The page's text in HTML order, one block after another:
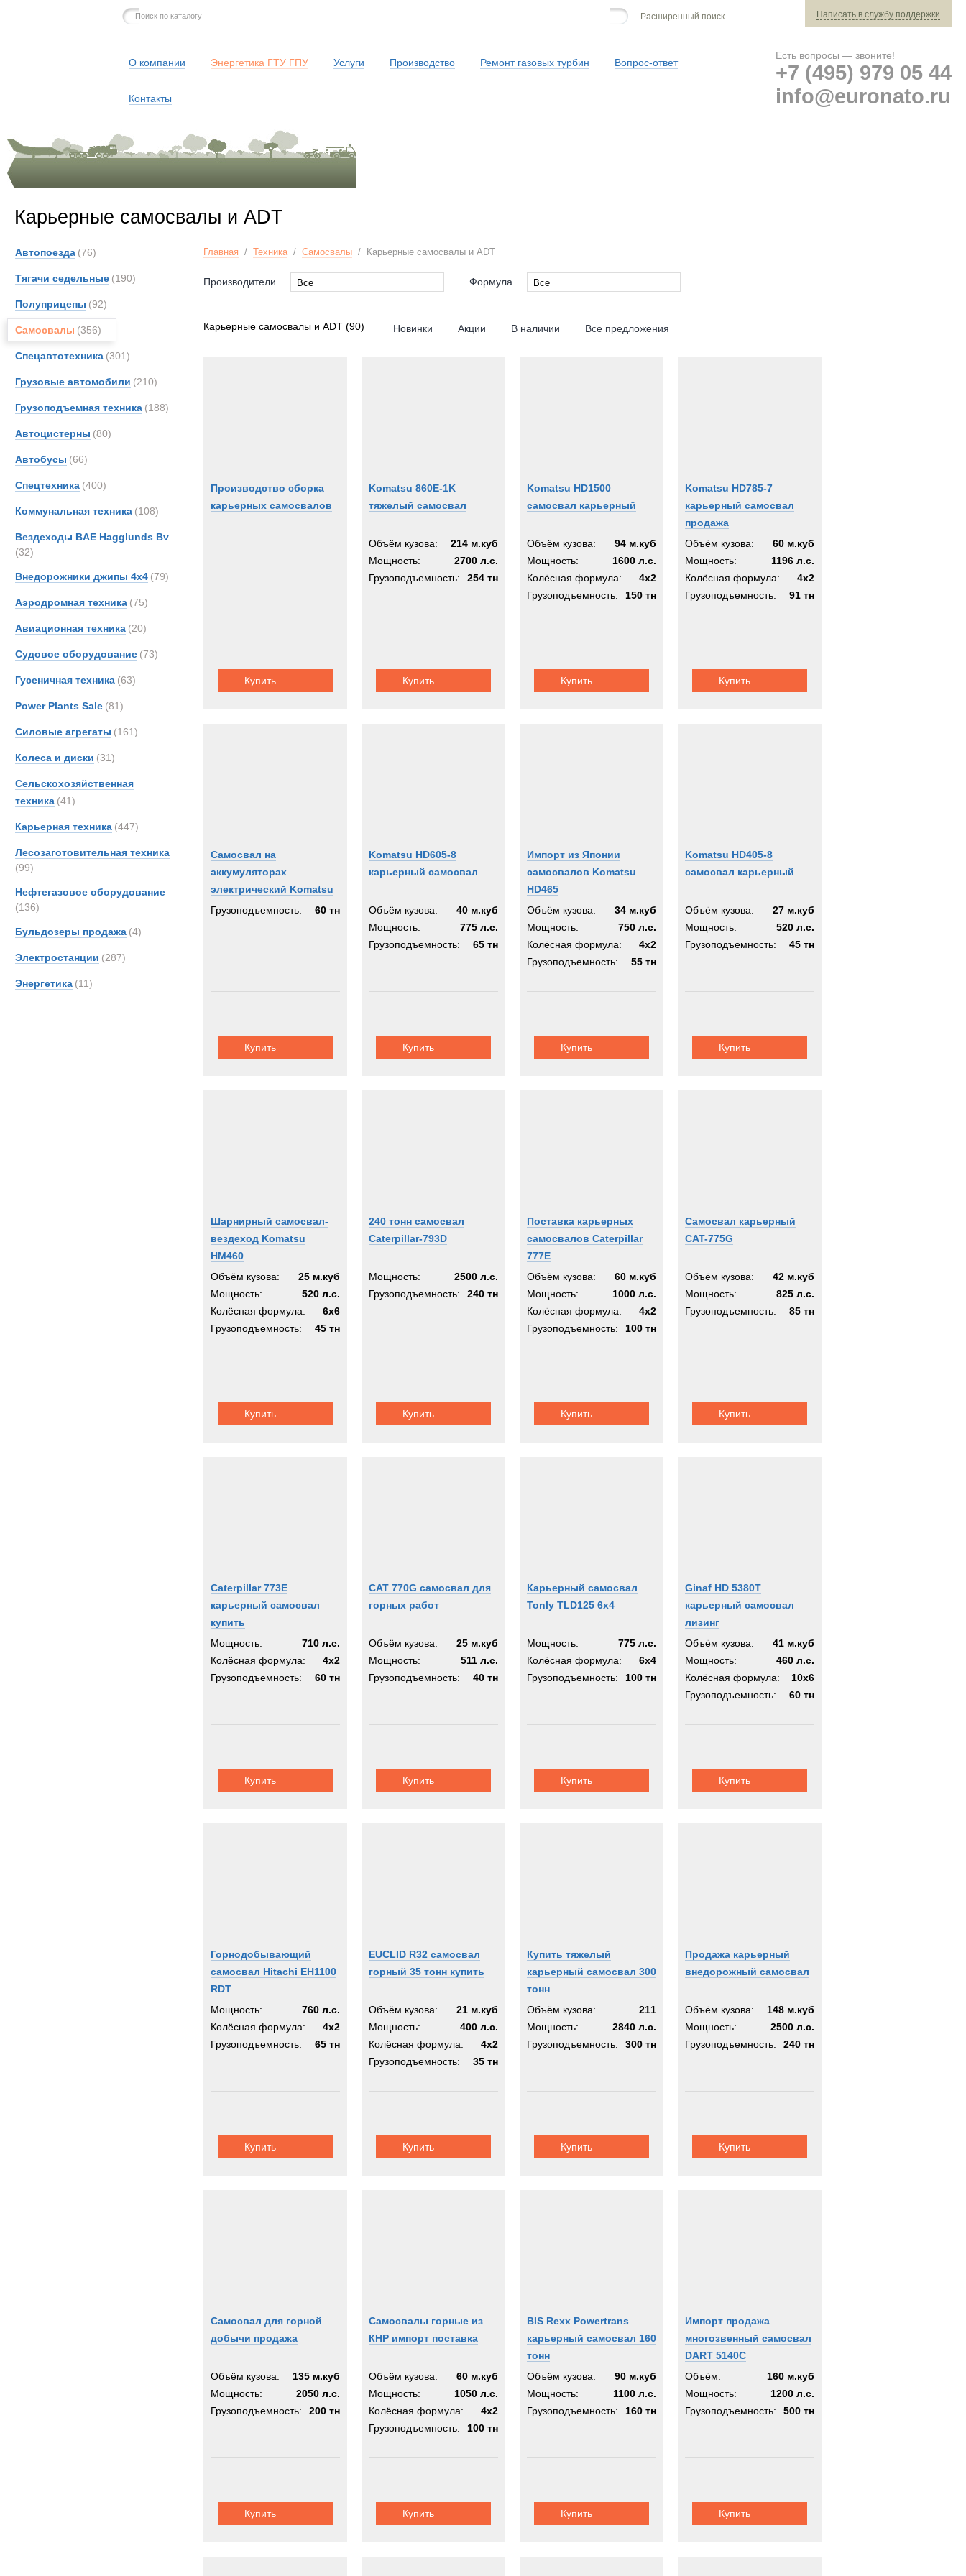
Расширенный поиск Написать в службу поддержки
О компании Энергетика ГТУ ГПУ Услуги Производство Ремонт газовых турбин Вопрос-ответ
Контакты
Есть вопросы — звоните!
+7 (495) 979 05 44
info@euronato.ru
Карьерные самосвалы и ADT
Автопоезда (76)
Тягачи седельные (190)
Полуприцепы (92)
Самосвалы (356)
Спецавтотехника (301)
Грузовые автомобили (210)
Грузоподъемная техника (188)
Автоцистерны (80)
Автобусы (66)
Спецтехника (400)
Коммунальная техника (108)
Вездеходы BAE Hagglunds Bv
(32)
Внедорожники джипы 4х4 (79)
Аэродромная техника (75)
Авиационная техника (20)
Судовое оборудование (73)
Гусеничная техника (63)
Power Plants Sale (81)
Силовые агрегаты (161)
Колеса и диски (31)
Сельскохозяйственная
техника (41)
Карьерная техника (447)
Лесозаготовительная техника
(99)
Нефтегазовое оборудование
(136)
Бульдозеры продажа (4)
Электростанции (287)
Энергетика (11)
Главная / Техника/ Самосвалы / Карьерные самосвалы и ADT
Производители
Все
Iveco
Sisu
TATRA
Формула
Все
10x10
Карьерные самосвалы и ADT (90) Новинки Акции В наличии Все предложения
Производство сборка
карьерных самосвалов
Купить
Komatsu 860E-1K
тяжелый самосвал
Объём кузова:
214 м.куб
Мощность:
2700 л.с.
Грузоподъемность:
254 тн
Купить
Komatsu HD1500
самосвал карьерный
Объём кузова:
94 м.куб
Мощность:
1600 л.с.
Колёсная формула:
4х2
Грузоподъемность:
150 тн
Купить
Komatsu HD785-7
карьерный самосвал
продажа
Объём кузова:
60 м.куб
Мощность:
1196 л.с.
Колёсная формула:
4х2
Грузоподъемность:
91 тн
Купить
Самосвал на
аккумуляторах
электрический Komatsu
HD605
Грузоподъемность: 60 тн
Купить
Komatsu HD605-8
карьерный самосвал
Объём кузова:
40 м.куб
Мощность:
775 л.с.
Грузоподъемность:
65 тн
Купить
Импорт из Японии
самосвалов Komatsu
HD465
Объём кузова:
34 м.куб
Мощность:
750 л.с.
Колёсная формула:
4х2
Грузоподъемность:
55 тн
Купить
Komatsu HD405-8
самосвал карьерный
Объём кузова:
27 м.куб
Мощность:
520 л.с.
Грузоподъемность:
45 тн
Купить
Шарнирный самосвал-
вездеход Komatsu
HM460
Объём кузова:
25 м.куб
Мощность:
520 л.с.
Колёсная формула:
6x6
Грузоподъемность:
45 тн
Купить
240 тонн самосвал
Caterpillar-793D
Мощность:
2500 л.с.
Грузоподъемность:
240 тн
Купить
Поставка карьерных
самосвалов Caterpillar
777E
Объём кузова:
60 м.куб
Мощность:
1000 л.с.
Колёсная формула:
4х2
Грузоподъемность:
100 тн
Купить
Самосвал карьерный
CAT-775G
Объём кузова:
42 м.куб
Мощность:
825 л.с.
Грузоподъемность:
85 тн
Купить
Caterpillar 773E
карьерный самосвал
купить
Мощность:
710 л.с.
Колёсная формула:
4х2
Грузоподъемность:
60 тн
Купить
CAT 770G самосвал для
горных работ
Объём кузова:
25 м.куб
Мощность:
511 л.с.
Грузоподъемность:
40 тн
Купить
Карьерный самосвал
Tonly TLD125 6x4
Мощность:
775 л.с.
Колёсная формула:
6x4
Грузоподъемность:
100 тн
Купить
Ginaf HD 5380T
карьерный самосвал
лизинг
Объём кузова:
41 м.куб
Мощность:
460 л.с.
Колёсная формула:
10x6
Грузоподъемность:
60 тн
Купить
Горнодобывающий
самосвал Hitachi EH1100
RDT
Мощность:
760 л.с.
Колёсная формула:
4х2
Грузоподъемность:
65 тн
Купить
EUCLID R32 самосвал
горный 35 тонн купить
Объём кузова:
21 м.куб
Мощность:
400 л.с.
Колёсная формула:
4х2
Грузоподъемность:
35 тн
Купить
Купить тяжелый
карьерный самосвал 300
тонн
Объём кузова:
211
Мощность:
2840 л.с.
Грузоподъемность:
300 тн
Купить
Продажа карьерный
внедорожный самосвал
Объём кузова:
148 м.куб
Мощность:
2500 л.с.
Грузоподъемность:
240 тн
Купить
Самосвал для горной
добычи продажа
Объём кузова:
135 м.куб
Мощность:
2050 л.с.
Грузоподъемность:
200 тн
Купить
Самосвалы горные из
КНР импорт поставка
Объём кузова:
60 м.куб
Мощность:
1050 л.с.
Колёсная формула:
4х2
Грузоподъемность:
100 тн
Купить
BIS Rexx Powertrans
карьерный самосвал 160
тонн
Объём кузова:
90 м.куб
Мощность:
1100 л.с.
Грузоподъемность:
160 тн
Купить
Импорт продажа
многозвенный самосвал
DART 5140C
Объём:
160 м.куб
Мощность:
1200 л.с.
Грузоподъемность:
500 тн
Купить